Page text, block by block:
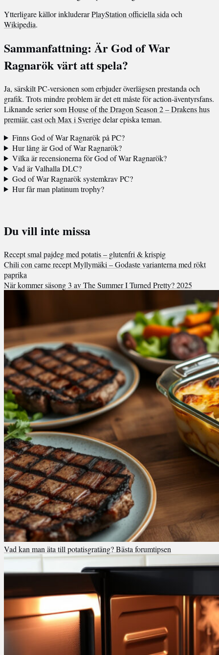
Ytterligare källor inkluderarPlayStation officiella sida och
Wikipedia.
Sammanfattning: Är God of War
Ragnarök värt att spela?
Ja, särskilt PC-versionen som erbjuder överlägsen prestanda och
grafik. Trots mindre problem är det ett måste för action-äventyrsfans.
Liknande serier somHouse of the Dragon Season 2 – Drakens hus
premiär, cast och Max i Sverigedelar episka teman.
Finns God of War Ragnarök på PC?
Hur lång är God of War Ragnarök?
Vilka är recensionerna för God of War Ragnarök?
Vad är Valhalla DLC?
God of War Ragnarök systemkrav PC?
Hur får man platinum trophy?
Du vill inte missa
Recept smal pajdeg med potatis – glutenfri & krispig
Chili con carne recept Myllymäki – Godaste varianterna med rökt
paprika
När kommer säsong 3 av The Summer I Turned Pretty? 2025
Vad kan man äta till potatisgratäng? Bästa forumtipsen